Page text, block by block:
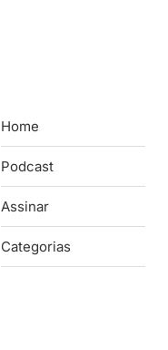
Home
Podcast
Assinar
Categorias